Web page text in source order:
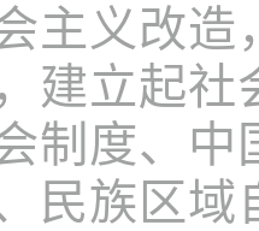
主义改
建立起
制度、
民族区